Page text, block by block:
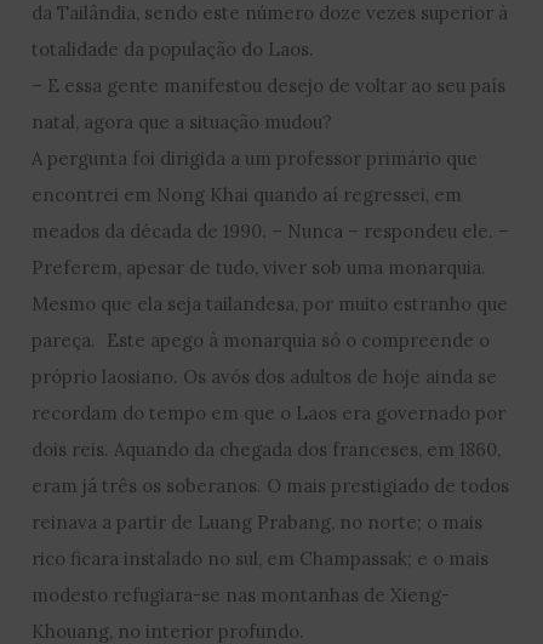
da Tailândia, sendo este número doze vezes superior à
totalidade da população do Laos.
– E essa gente manifestou desejo de voltar ao seu país
natal, agora que a situação mudou?
A pergunta foi dirigida a um professor primário que
encontrei em Nong Khai quando aí regressei, em
meados da década de 1990. – Nunca – respondeu ele. –
Preferem, apesar de tudo, viver sob uma monarquia.
Mesmo que ela seja tailandesa, por muito estranho que
pareça. Este apego à monarquia só o compreende o
próprio laosiano. Os avós dos adultos de hoje ainda se
recordam do tempo em que o Laos era governado por
dois reis. Aquando da chegada dos franceses, em 1860,
eram já três os soberanos. O mais prestigiado de todos
reinava a partir de Luang Prabang, no norte; o mais
rico ficara instalado no sul, em Champassak; e o mais
modesto refugiara-se nas montanhas de Xieng-
Khouang, no interior profundo.